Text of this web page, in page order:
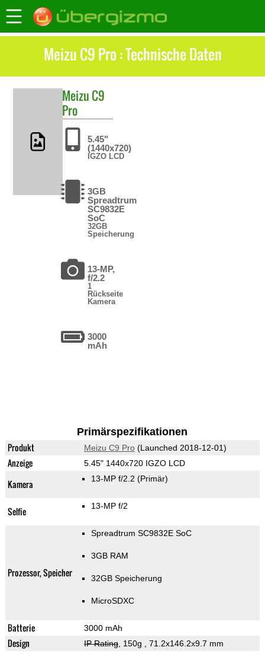
Meizu C9 Pro : Technische Daten
Meizu C9
Pro
5.45"
(1440x720)
IGZO LCD
3GB
Spreadtrum
SC9832E
SoC
32GB
Speicherung
13-MP,
f/2.2
1
Rückseite
Kamera
3000
mAh
Primärspezifikationen
Produkt Meizu C9 Pro(Launched 2018-12-01)
Anzeige 5.45" 1440x720 IGZO LCD
Kamera 13-MP f/2.2 (Primär)
Selfie 13-MP f/2
Prozessor, Speicher
Spreadtrum SC9832E SoC
3GB RAM
32GB Speicherung
MicroSDXC
Batterie 3000 mAh
Design IP Rating, 150g , 71.2x146.2x9.7 mm